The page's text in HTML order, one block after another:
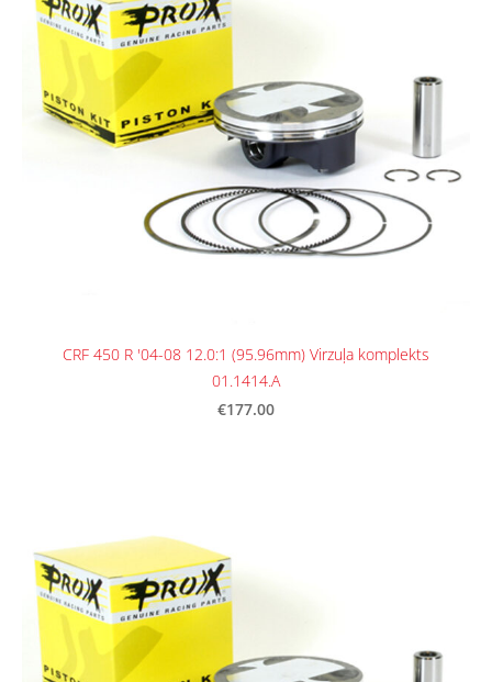
CRF 450 R '04-08 12.0:1 (95.96mm) Virzuļa komplekts
01.1414.A
€177.00